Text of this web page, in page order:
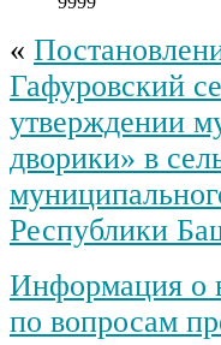
«
Гафуровский
утверждении
дворики» в
Республики
Информация о
по вопросам